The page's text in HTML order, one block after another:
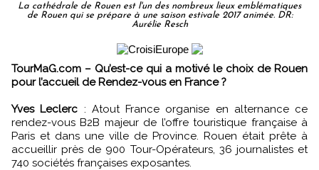
La cathédrale de Rouen est l'un des nombreux lieux emblématiques
de Rouen qui se prépare à une saison estivale 2017 animée. DR:
Aurélie Resch
TourMaG.com – Qu’est-ce qui a motivé le choix de Rouen
pour l’accueil de Rendez-vous en France ?
Yves Leclerc : Atout France organise en alternance ce
rendez-vous B2B majeur de l’offre touristique française à
Paris et dans une ville de Province. Rouen était prête à
accueillir près de 900 Tour-Opérateurs, 36 journalistes et
740 sociétés françaises exposantes.